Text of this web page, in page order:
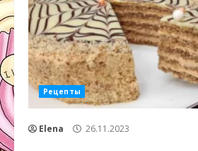
Рецепты
Elena 26.11.2023